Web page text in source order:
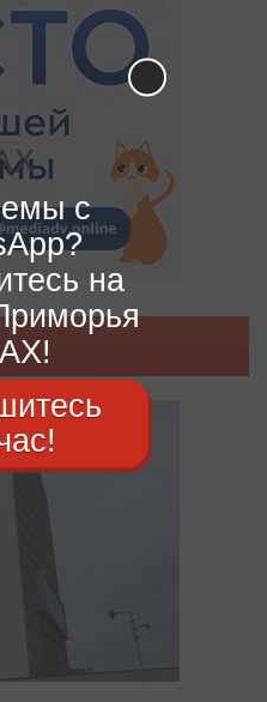
с
на